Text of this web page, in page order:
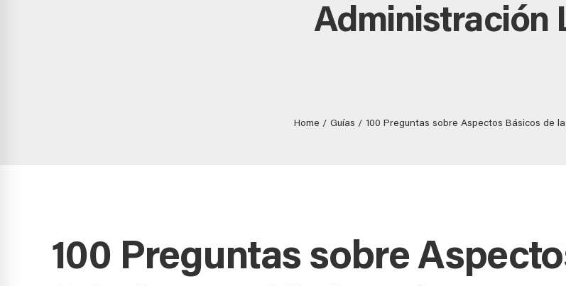
Administración
Home Guías 100 Preguntas sobre Aspectos Básicos de
100 Preguntas sobre